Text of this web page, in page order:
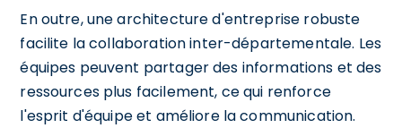
En outre, une architecture d'entreprise robuste
facilite la collaboration inter-départementale. Les
équipes peuvent partager des informations et des
ressources plus facilement, ce qui renforce
l'esprit d'équipe et améliore la communication.